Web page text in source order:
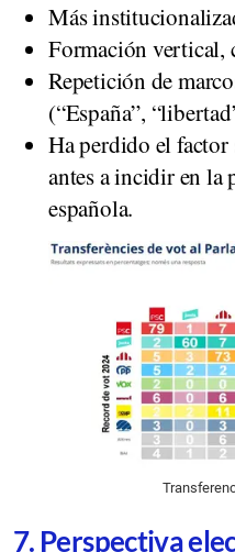
Más
Formación vertical,
Repetición de
(“España”,
Ha perdido el factor
antes a incidir en la
española.
7. Perspectiva